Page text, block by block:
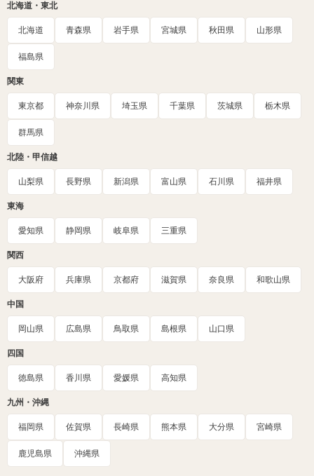
北海道・東北
北海道 青森県 岩手県 宮城県 秋田県 山形県
福島県
関東
東京都 神奈川県 埼玉県 千葉県 茨城県 栃木県
群馬県
北陸・甲信越
山梨県 長野県 新潟県 富山県 石川県 福井県
東海
愛知県 静岡県 岐阜県 三重県
関西
大阪府 兵庫県 京都府 滋賀県 奈良県 和歌山県
中国
岡山県 広島県 鳥取県 島根県 山口県
四国
徳島県 香川県 愛媛県 高知県
九州・沖縄
福岡県 佐賀県 長崎県 熊本県 大分県 宮崎県
鹿児島県 沖縄県